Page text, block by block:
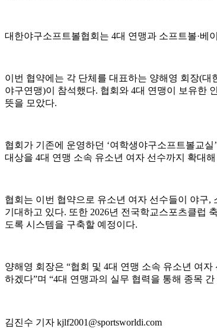
대한야구소프트볼협회는 4대 연맹과 소프트볼·베
이번 협약에는 각 단체를 대표하는 양해영 회장(
야구연맹)이 참석했다. 협회와 4대 연맹이 보유한
뜻을 모았다.
협회가 기존에 운영하던 ‘여학생야구소프트볼교실
대상을 4대 연맹 소속 유소년 여자 선수까지 확대
협회는 이번 협약으로 유소년 여자 선수들이 야구
기대하고 있다. 또한 2026년 전국학교스포츠클럽
도록 시스템을 구축할 예정이다.
양해영 회장은 “협회 및 4대 연맹 소속 유소년 여
하겠다”며 “4대 연맹과의 실무 협력을 통해 종목
김진수 기자 kjlf2001@sportsworldi.com